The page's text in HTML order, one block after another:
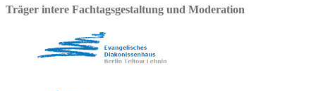
Träger intere Fachtagsgestaltung und Moderation